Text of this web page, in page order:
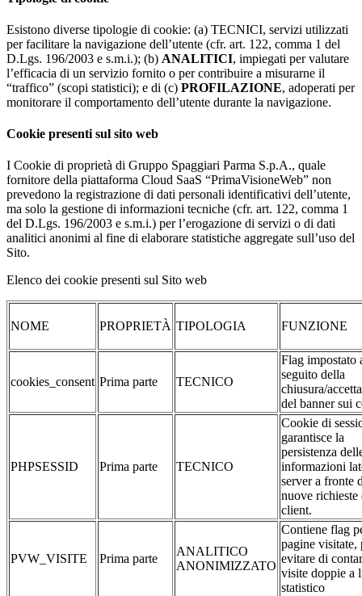
Esistono diverse tipologie di cookie: (a) TECNICI, servizi utilizzati
per facilitare la navigazione dell’utente (cfr. art. 122, comma 1 del
D.Lgs. 196/2003 e s.m.i.); (b) ANALITICI, impiegati per valutare
l’efficacia di un servizio fornito o per contribuire a misurarne il
“traffico” (scopi statistici); e di (c) PROFILAZIONE, adoperati per
monitorare il comportamento dell’utente durante la navigazione.
Cookie presenti sul sito web
I Cookie di proprietà di Gruppo Spaggiari Parma S.p.A., quale
fornitore della piattaforma Cloud SaaS “PrimaVisioneWeb” non
prevedono la registrazione di dati personali identificativi dell’utente,
ma solo la gestione di informazioni tecniche (cfr. art. 122, comma 1
del D.Lgs. 196/2003 e s.m.i.) per l’erogazione di servizi o di dati
analitici anonimi al fine di elaborare statistiche aggregate sull’uso del
Sito.
Elenco dei cookie presenti sul Sito web
NOME PROPRIETÀ TIPOLOGIA FUNZIONE
cookies_consent Prima parte TECNICO
Flag impostato
seguito della
chiusura/
del banner sui
PHPSESSID Prima parte TECNICO
Cookie di
garantisce la
persistenza
informazioni
server a fronte
nuove richieste
client.
PVW_VISITE Prima parte
ANALITICO
ANONIMIZZATO
Contiene flag
pagine visitate,
evitare di
visite doppie a
statistico